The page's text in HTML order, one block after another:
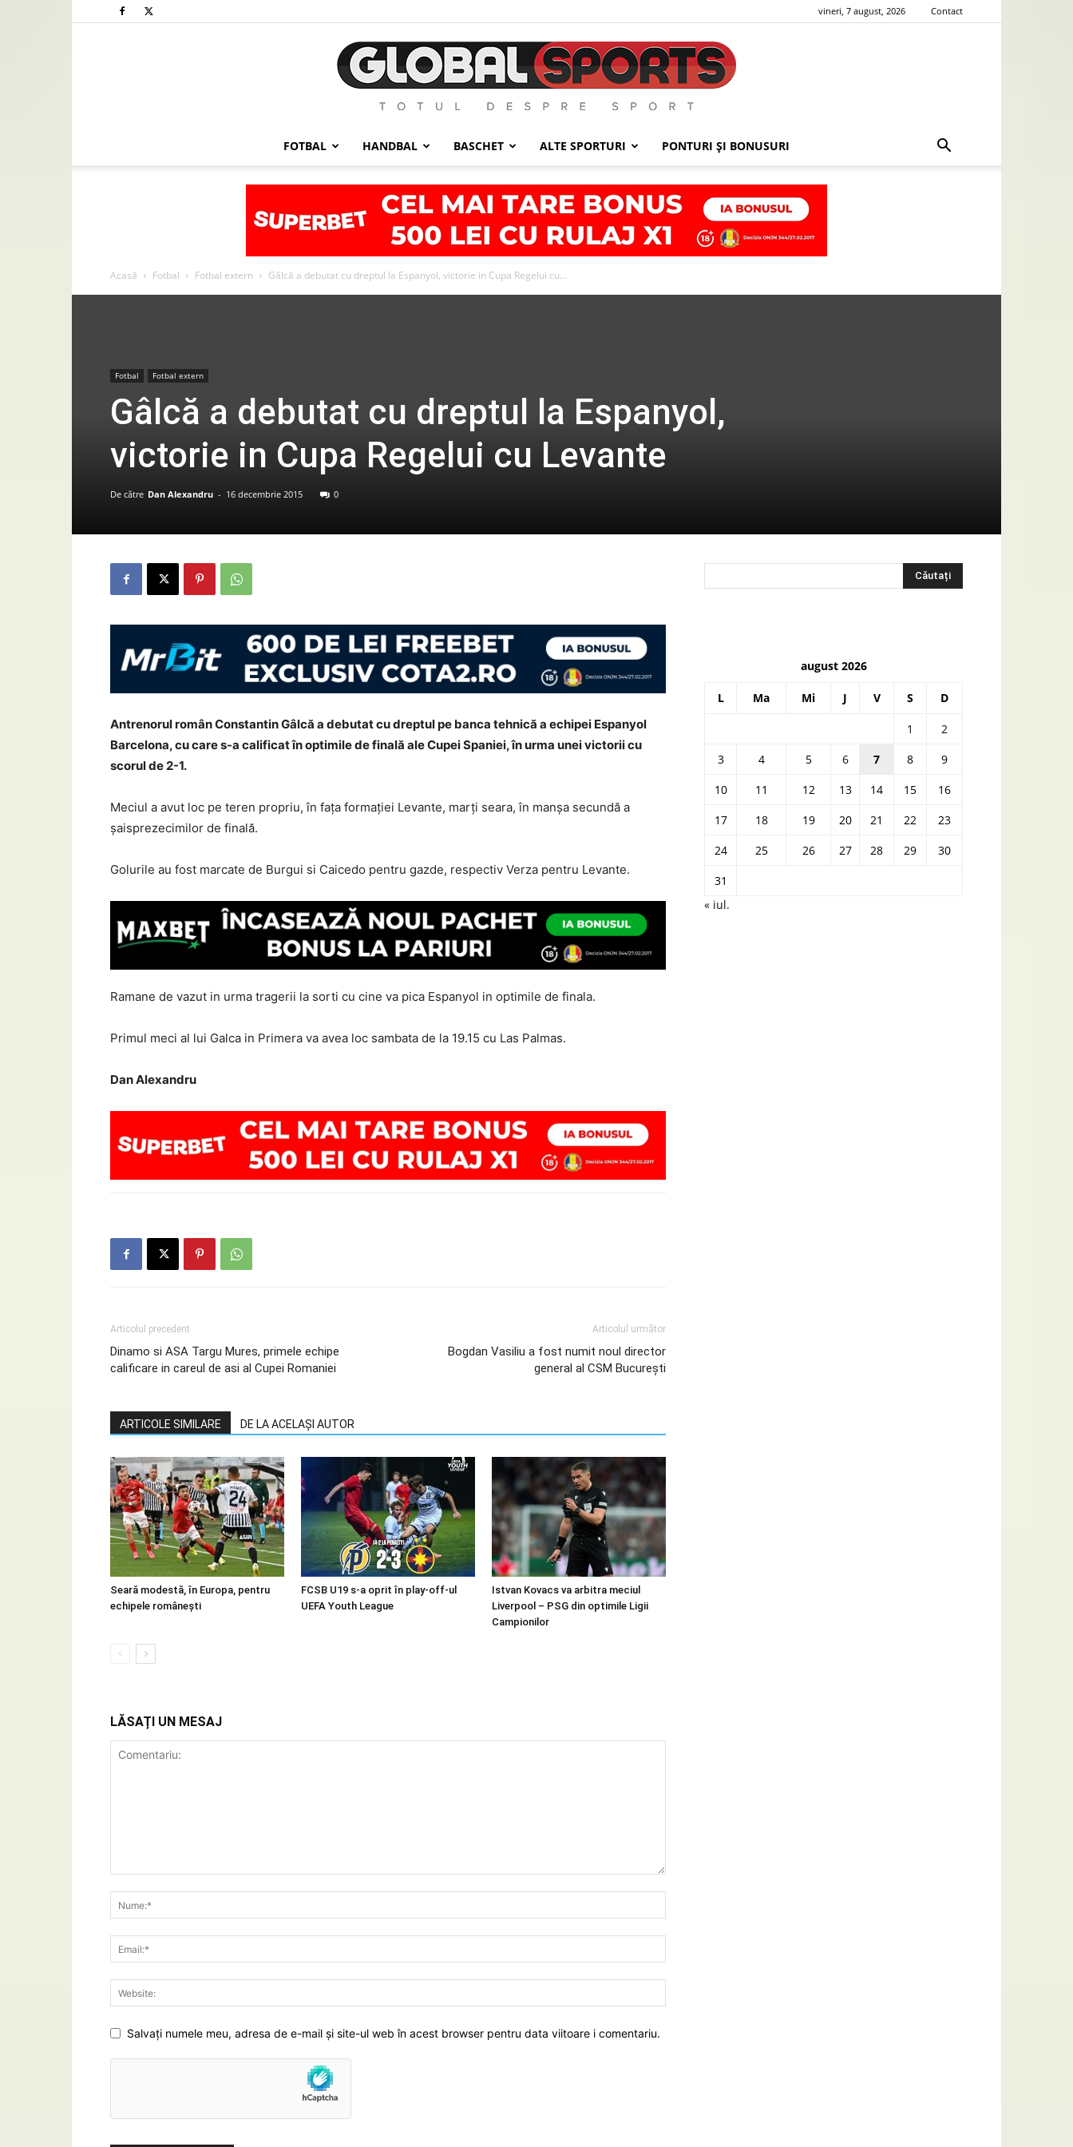
vineri, 7 august, 2026 Contact
FOTBAL HANDBAL BASCHET ALTE SPORTURI PONTURI ȘI BONUSURI
Acasă Fotbal Fotbal extern Gâlcă a debutat cu dreptul la Espanyol, victorie in Cupa Regelui cu...
Fotbal Fotbal extern
Gâlcă a debutat cu dreptul la Espanyol,
victorie in Cupa Regelui cu Levante
De către Dan Alexandru - 16 decembrie 2015 0
Antrenorul român Constantin Gâlcă a debutat cu dreptul pe banca tehnică a echipei Espanyol
Barcelona, cu care s-a calificat în optimile de finală ale Cupei Spaniei, în urma unei victorii cu
scorul de 2-1.
Meciul a avut loc pe teren propriu, în fața formației Levante, marți seara, în manșa secundă a
șaisprezecimilor de finală.
Golurile au fost marcate de Burgui si Caicedo pentru gazde, respectiv Verza pentru Levante.
Ramane de vazut in urma tragerii la sorti cu cine va pica Espanyol in optimile de finala.
Primul meci al lui Galca in Primera va avea loc sambata de la 19.15 cu Las Palmas.
Dan Alexandru
Articolul precedent
Dinamo si ASA Targu Mures, primele echipe
calificare in careul de asi al Cupei Romaniei
Articolul următor
Bogdan Vasiliu a fost numit noul director
general al CSM București
ARTICOLE SIMILARE DE LA ACELAȘI AUTOR
Seară modestă, în Europa, pentru
echipele românești
FCSB U19 s-a oprit în play-off-ul
UEFA Youth League
Istvan Kovacs va arbitra meciul
Liverpool – PSG din optimile Ligii
Campionilor
LĂSAȚI UN MESAJ
Salvați numele meu, adresa de e-mail și site-ul web în acest browser pentru data viitoare i comentariu.
august 2026
L Ma Mi J V S D
1
2
3
4 5 6 7 8
9
10
11 12 13 14 15
16
17
18 19 20 21 22
23
24
25 26 27 28 29
30
31
« iul.